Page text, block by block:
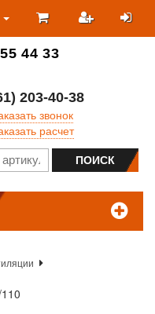
44 33
203-40-38
звонок
расчет